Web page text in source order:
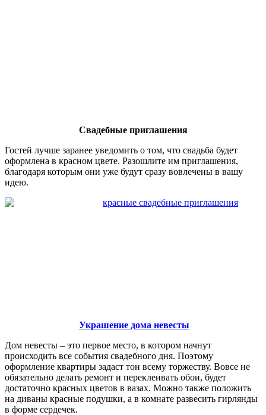
Свадебные приглашения
Гостей лучше заранее уведомить о том, что свадьба будет
оформлена в красном цвете. Разошлите им приглашения,
благодаря которым они уже будут сразу вовлечены в вашу
идею.
Украшение дома невесты
Дом невесты – это первое место, в котором начнут
происходить все события свадебного дня. Поэтому
оформление квартиры задаст тон всему торжеству. Вовсе не
обязательно делать ремонт и переклеивать обои, будет
достаточно красных цветов в вазах. Можно также положить
на диваны красные подушки, а в комнате развесить гирлянды
в форме сердечек.